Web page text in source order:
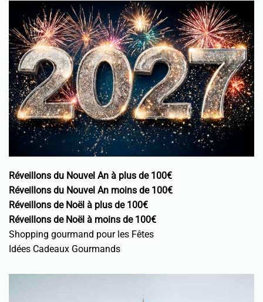
Réveillons du Nouvel An à plus de 100€
Réveillons du Nouvel An moins de 100€
Réveillons de Noël à plus de 100€
Réveillons de Noël à moins de 100€
Shopping gourmand pour les Fêtes
Idées Cadeaux Gourmands